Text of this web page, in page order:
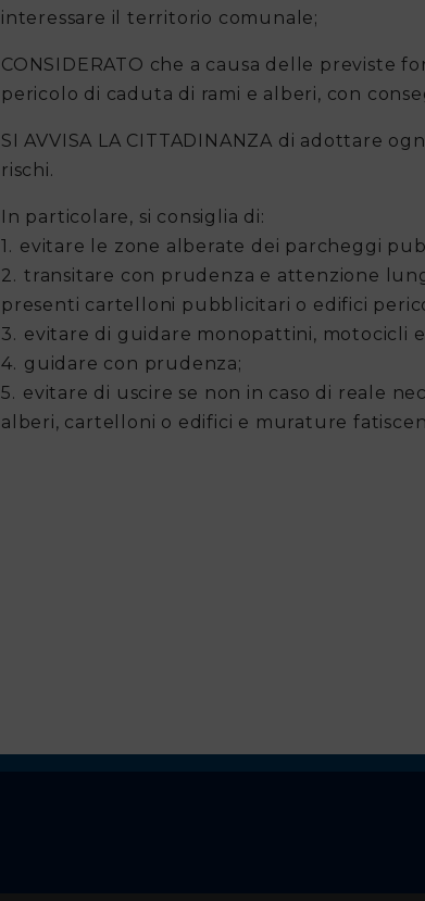
interessare il territorio comunale;
CONSIDERATO che a causa delle previste
pericolo di caduta di rami e alberi, con
SI AVVISA LA CITTADINANZA di adottare
rischi.
In particolare, si consiglia di:
1.⁠ ⁠evitare le zone alberate dei parcheggi
2.⁠ ⁠transitare con prudenza e attenzione
presenti cartelloni pubblicitari o edifici
3.⁠ ⁠evitare di guidare monopattini, motocicli
4.⁠ ⁠guidare con prudenza;
5.⁠ ⁠evitare di uscire se non in caso di reale
alberi, cartelloni o edifici e murature